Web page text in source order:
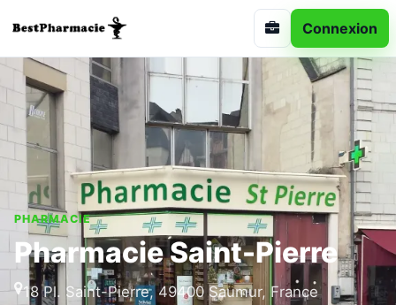
Connexion
PHARMACIE
Pharmacie Saint-Pierre
18 Pl. Saint-Pierre, 49400 Saumur, France